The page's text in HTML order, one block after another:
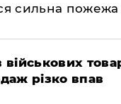
сильна пожежа
різко впав